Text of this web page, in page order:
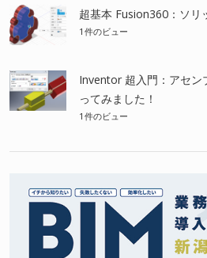
超基本 Fusion360：ソリ
1件のビュー
Inventor 超入門：アセン
ってみました！
1件のビュー